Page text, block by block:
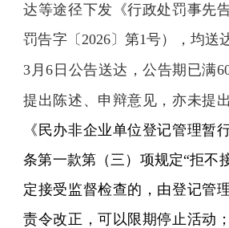
达等途径下发《行政处罚事先
罚告字〔2026〕第1号），均送
3 月6 日公告送达，公告期已满
提出陈述、申辩意见，亦未提
《民办非企业单位登记管理暂
条第一款第（三）项规定“拒不
定接受监督检查的，由登记管
责令改正，可以限期停止活动